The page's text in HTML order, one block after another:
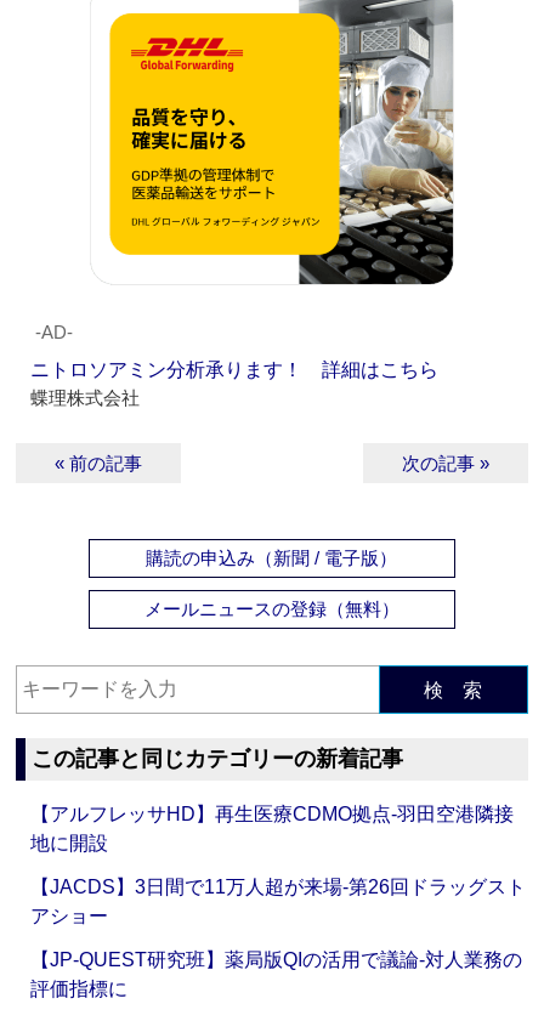
‐AD‐
ニトロソアミン分析承ります！ 詳細はこちら
蝶理株式会社
« 前の記事 次の記事 »
購読の申込み（新聞 / 電子版）
メールニュースの登録（無料）
検 索
この記事と同じカテゴリーの新着記事
【アルフレッサHD】再生医療CDMO拠点‐羽田空港隣接
地に開設
【JACDS】3日間で11万人超が来場‐第26回ドラッグスト
アショー
【JP-QUEST研究班】薬局版QIの活用で議論‐対人業務の
評価指標に